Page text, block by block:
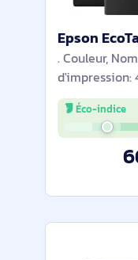
. Couleur,
d'impression:
4800 x 1200
A ISO
verso. Écran:
Éco-indice